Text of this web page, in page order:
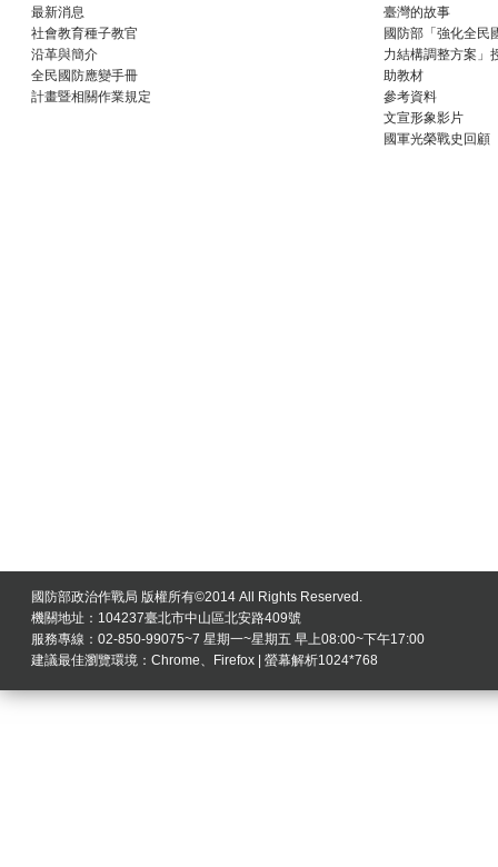
最新消息
社會教育種子教官
沿革與簡介
全民國防應變手冊
計畫暨相關作業規定
臺灣的故事
國防部「強化全民
力結構調整方案」
助教材
參考資料
文宣形象影片
國軍光榮戰史回顧
國防部政治作戰局 版權所有©2014 All Rights Reserved.
機關地址：104237臺北市中山區北安路409號
服務專線：02-850-99075~7 星期一~星期五 早上08:00~下午17:00
建議最佳瀏覽環境：Chrome、Firefox | 螢幕解析1024*768